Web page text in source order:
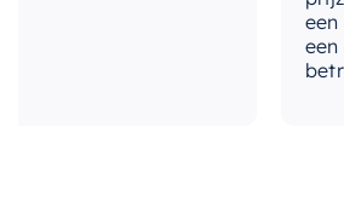
een
een